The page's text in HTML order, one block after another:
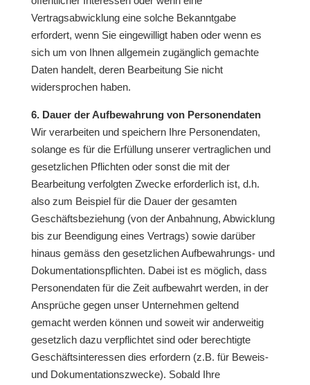
Vertragsabwicklung eine solche Bekanntgabe
erfordert, wenn Sie eingewilligt haben oder wenn es
sich um von Ihnen allgemein zugänglich gemachte
Daten handelt, deren Bearbeitung Sie nicht
widersprochen haben.
6. Dauer der Aufbewahrung von Personendaten
Wir verarbeiten und speichern Ihre Personendaten,
solange es für die Erfüllung unserer vertraglichen und
gesetzlichen Pflichten oder sonst die mit der
Bearbeitung verfolgten Zwecke erforderlich ist, d.h.
also zum Beispiel für die Dauer der gesamten
Geschäftsbeziehung (von der Anbahnung, Abwicklung
bis zur Beendigung eines Vertrags) sowie darüber
hinaus gemäss den gesetzlichen Aufbewahrungs- und
Dokumentationspflichten. Dabei ist es möglich, dass
Personendaten für die Zeit aufbewahrt werden, in der
Ansprüche gegen unser Unternehmen geltend
gemacht werden können und soweit wir anderweitig
gesetzlich dazu verpflichtet sind oder berechtigte
Geschäftsinteressen dies erfordern (z.B. für Beweis-
und Dokumentationszwecke). Sobald Ihre